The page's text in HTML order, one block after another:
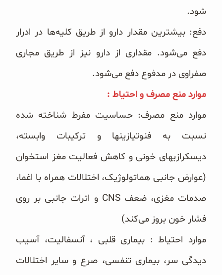
شود.
دفع: بیشترین مقدار دارو از طریق کلیه‌ها در ادرار
دفع می‌شود. مقداری از دارو نیز از طریق مجاری
صفراوی در مدفوع ‏دفع می‌شود. ‏
‏موارد منع مصرف و احتیاط :‏
موارد منع مصرف: حساسیت مفرط شناخته شده
نسبت به فنوتیازینها و ترکیبات وابسته،
دیسکرازیهای خونی و کاهش ‏فعالیت مغز استخوان
(عوارض جانبی هماتولوژیک، اختلالات همراه با اغما،
صدمات مغزی، ضعف ‏CNS‏ و اثرات جانبی ‏بر روی
فشار خون بروز می‌کند)
موارد احتیاط : بیماری قلبی ، آنسفالیت، آسیب
دیدگی سر، بیماری تنفسی، صرع و سایر اختلالات